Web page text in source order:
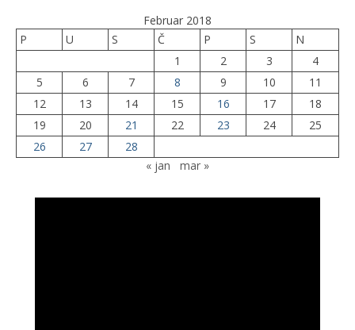
Februar 2018
P
U S Č P S
N
1
2 3
4
5
6 7 8 9 10
11
12
13 14 15 16 17
18
19
20 21 22 23 24
25
26
27
28
« jan
mar »